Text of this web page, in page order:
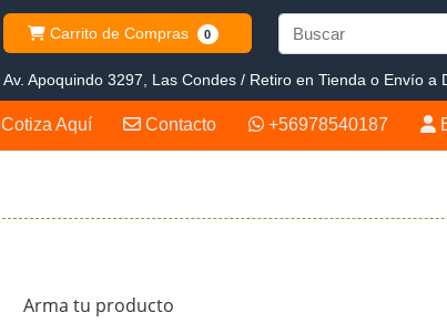
Carrito de Compras
Carrito de Compras 0
Av. Apoquindo 3297, Las Condes / Retiro en Tienda o Envío a
Cotiza Aquí Contacto
Contacto +56978540187
+56978540187
Arma tu producto